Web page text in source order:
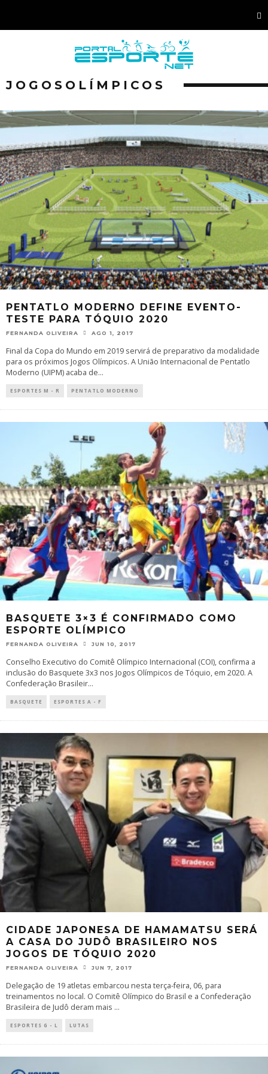
JOGOSOLÍMPICOS
PENTATLO MODERNO DEFINE EVENTO-
TESTE PARA TÓQUIO 2020
FERNANDA OLIVEIRA AGO 1, 2017
Final da Copa do Mundo em 2019 servirá de preparativo da modalidade
para os próximos Jogos Olímpicos. A União Internacional de Pentatlo
Moderno (UIPM) acaba de...
ESPORTES M - R PENTATLO MODERNO
BASQUETE 3×3 É CONFIRMADO COMO
ESPORTE OLÍMPICO
FERNANDA OLIVEIRA JUN 10, 2017
Conselho Executivo do Comitê Olímpico Internacional (COI), confirma a
inclusão do Basquete 3x3 nos Jogos Olímpicos de Tóquio, em 2020. A
Confederação Brasileir...
BASQUETE ESPORTES A - F
CIDADE JAPONESA DE HAMAMATSU SERÁ
A CASA DO JUDÔ BRASILEIRO NOS
JOGOS DE TÓQUIO 2020
FERNANDA OLIVEIRA JUN 7, 2017
Delegação de 19 atletas embarcou nesta terça-feira, 06, para
treinamentos no local. O Comitê Olímpico do Brasil e a Confederação
Brasileira de Judô deram mais ...
ESPORTES G - L LUTAS